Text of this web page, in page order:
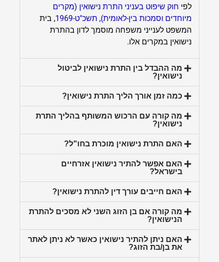
לפי חוק שיפוט בעניני התרת נישואין (מקרים
מיוחדים וסמכות בין-לאומית), תשכ"ט-1969
, בית
המשפט לענייני משפחה מוסמך לדון בהתרת
נישואין במקרים אלו.
מה ההבדל בין התרת נישואין לביטול
נישואין?
כמה זמן אורך הליך התרת נישואין?
מה קורה עם הרכוש המשותף בהליך התרת
נישואין?
האם התרת נישואין מוכרת בחו"ל?
האם אפשר להתיר נישואין אזרחיים
בישראל?
האם חייבים עורך דין להתרת נישואין?
מה קורה אם בן הזוג השני לא מסכים להתרת
הנישואין?
האם ניתן להתיר נישואין כאשר לא ניתן לאתר
את בן/בת הזוג?